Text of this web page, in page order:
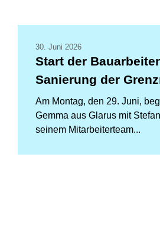
30. Juni 2026
Start der
Sanierung der
Am Montag, den 29. Juni,
Gemma aus Glarus mit
seinem Mitarbeiterteam...